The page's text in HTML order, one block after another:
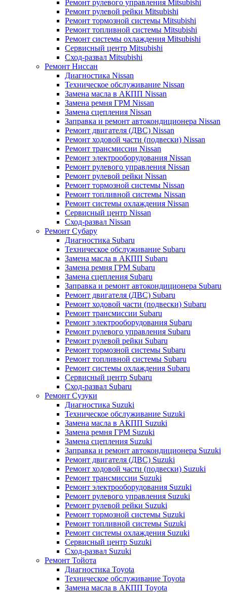
Ремонт рулевого управления Mitsubishi
Ремонт рулевой рейки Mitsubishi
Ремонт тормозной системы Mitsubishi
Ремонт топливной системы Mitsubishi
Ремонт системы охлаждения Mitsubishi
Сервисный центр Mitsubishi
Сход-развал Mitsubishi
Ремонт Ниссан
Диагностика Nissan
Техническое обслуживание Nissan
Замена масла в АКПП Nissan
Замена ремня ГРМ Nissan
Замена сцепления Nissan
Заправка и ремонт автокондиционера Nissan
Ремонт двигателя (ДВС) Nissan
Ремонт ходовой части (подвески) Nissan
Ремонт трансмиссии Nissan
Ремонт электрооборудования Nissan
Ремонт рулевого управления Nissan
Ремонт рулевой рейки Nissan
Ремонт тормозной системы Nissan
Ремонт топливной системы Nissan
Ремонт системы охлаждения Nissan
Сервисный центр Nissan
Сход-развал Nissan
Ремонт Субару
Диагностика Subaru
Техническое обслуживание Subaru
Замена масла в АКПП Subaru
Замена ремня ГРМ Subaru
Замена сцепления Subaru
Заправка и ремонт автокондиционера Subaru
Ремонт двигателя (ДВС) Subaru
Ремонт ходовой части (подвески) Subaru
Ремонт трансмиссии Subaru
Ремонт электрооборудования Subaru
Ремонт рулевого управления Subaru
Ремонт рулевой рейки Subaru
Ремонт тормозной системы Subaru
Ремонт топливной системы Subaru
Ремонт системы охлаждения Subaru
Сервисный центр Subaru
Сход-развал Subaru
Ремонт Сузуки
Диагностика Suzuki
Техническое обслуживание Suzuki
Замена масла в АКПП Suzuki
Замена ремня ГРМ Suzuki
Замена сцепления Suzuki
Заправка и ремонт автокондиционера Suzuki
Ремонт двигателя (ДВС) Suzuki
Ремонт ходовой части (подвески) Suzuki
Ремонт трансмиссии Suzuki
Ремонт электрооборудования Suzuki
Ремонт рулевого управления Suzuki
Ремонт рулевой рейки Suzuki
Ремонт тормозной системы Suzuki
Ремонт топливной системы Suzuki
Ремонт системы охлаждения Suzuki
Сервисный центр Suzuki
Сход-развал Suzuki
Ремонт Тойота
Диагностика Toyota
Техническое обслуживание Toyota
Замена масла в АКПП Toyota